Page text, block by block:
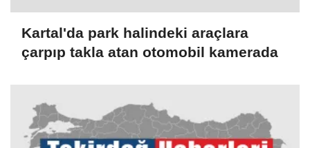
Kartal'da park halindeki araçlara
çarpıp takla atan otomobil kamerada